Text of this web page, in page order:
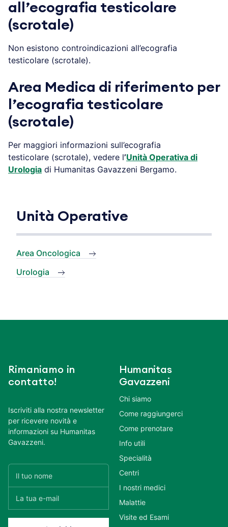
all’ecografia testicolare
(scrotale)
Non esistono controindicazioni all’ecografia
testicolare (scrotale).
Area Medica di riferimento per
l’ecografia testicolare
(scrotale)
Per maggiori informazioni sull’ecografia
testicolare (scrotale), vedere l’Unità Operativa di
Urologia di Humanitas Gavazzeni Bergamo.
Unità Operative
Area Oncologica
Urologia
Rimaniamo in
contatto!
Iscriviti alla nostra newsletter
per ricevere novità e
informazioni su Humanitas
Gavazzeni.
Humanitas
Gavazzeni
Chi siamo
Come raggiungerci
Come prenotare
Info utili
Specialità
Centri
I nostri medici
Malattie
Visite ed Esami